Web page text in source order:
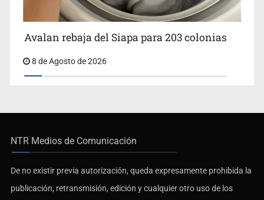
Avalan rebaja del Siapa para 203 colonias
8 de Agosto de 2026
NTR Medios de Comunicación
De no existir previa autorización, queda expresamente prohibida la
publicación, retransmisión, edición y cualquier otro uso de los